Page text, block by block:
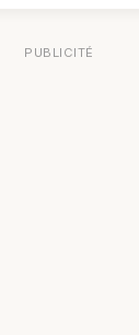
PUBLICITÉ